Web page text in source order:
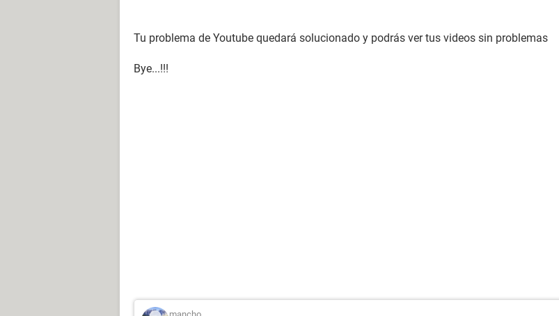
Tu problema de Youtube quedará solucionado y podrás ver tus videos sin problemas
Bye...!!!